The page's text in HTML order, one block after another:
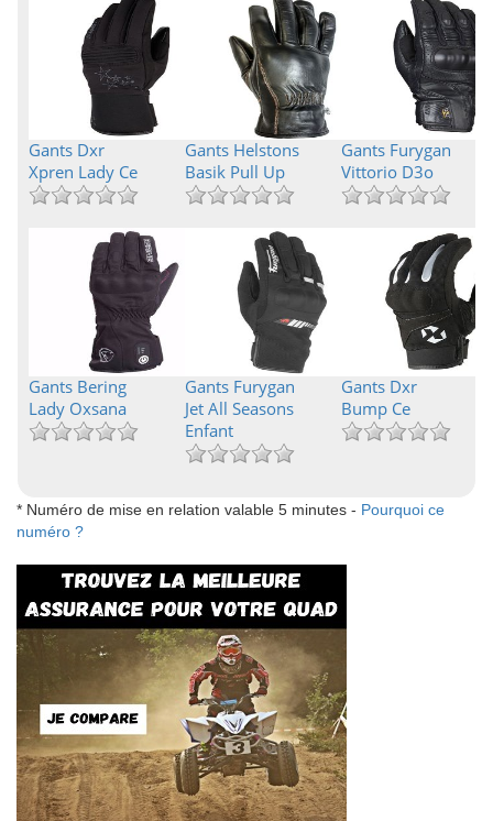
Gants Dxr
Xpren Lady Ce
Gants Helstons
Basik Pull Up
Gants Furygan
Vittorio D3o
Gants Bering
Lady Oxsana
Gants Furygan
Jet All Seasons
Enfant
Gants Dxr
Bump Ce
* Numéro de mise en relation valable 5 minutes - Pourquoi ce
numéro ?